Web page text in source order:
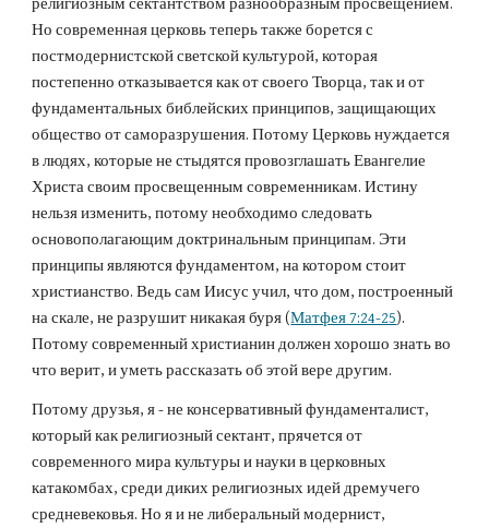
религиозным сектантством разнообразным просвещением.
Но современная церковь теперь также борется с
постмодернистской светской культурой, которая
постепенно отказывается как от своего Творца, так и от
фундаментальных библейских принципов, защищающих
общество от саморазрушения. Потому Церковь нуждается
в людях, которые не стыдятся провозглашать Евангелие
Христа своим просвещенным современникам. Истину
нельзя изменить, потому необходимо следовать
основополагающим доктринальным принципам. Эти
принципы являются фундаментом, на котором стоит
христианство. Ведь сам Иисус учил, что дом, построенный
на скале, не разрушит никакая буря (Матфея 7:24-25).
Потому современный христианин должен хорошо знать во
что верит, и уметь рассказать об этой вере другим.
Потому друзья, я - не консервативный фундаменталист,
который как религиозный сектант, прячется от
современного мира культуры и науки в церковных
катакомбах, среди диких религиозных идей дремучего
средневековья. Но я и не либеральный модернист,